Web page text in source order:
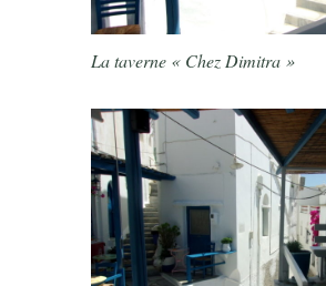
La taverne « Chez Dimitra »